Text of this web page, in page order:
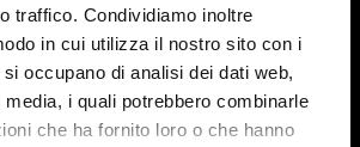
traffico. Condividiamo inoltre
in cui utilizza il nostro sito con i
occupano di analisi dei dati web,
i quali potrebbero combinarle
che ha fornito loro o che hanno